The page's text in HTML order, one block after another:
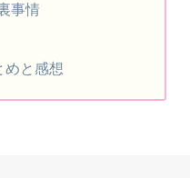
事情
と感想